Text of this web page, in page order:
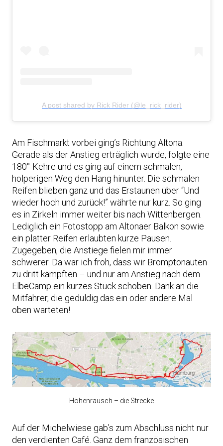
A post shared by Rick Rider (@le_rick_rider)
Am Fischmarkt vorbei ging’s Richtung Altona.
Gerade als der Anstieg erträglich wurde, folgte eine
180°-Kehre und es ging auf einem schmalen,
holperigen Weg den Hang hinunter. Die schmalen
Reifen blieben ganz und das Erstaunen über “Und
wieder hoch und zurück!” währte nur kurz. So ging
es in Zirkeln immer weiter bis nach Wittenbergen.
Lediglich ein Fotostopp am Altonaer Balkon sowie
ein platter Reifen erlaubten kurze Pausen.
Zugegeben, die Anstiege fielen mir immer
schwerer. Da war ich froh, dass wir Bromptonauten
zu dritt kämpften – und nur am Anstieg nach dem
ElbeCamp ein kurzes Stück schoben. Dank an die
Mitfahrer, die geduldig das ein oder andere Mal
oben warteten!
Höhenrausch – die Strecke
Auf der Michelwiese gab’s zum Abschluss nicht nur
den verdienten Café. Ganz dem französischen